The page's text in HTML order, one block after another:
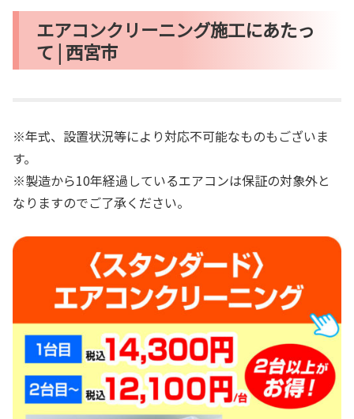
エアコンクリーニング施工にあたっ
て | 西宮市
※年式、設置状況等により対応不可能なものもございま
す。
※製造から10年経過しているエアコンは保証の対象外と
なりますのでご了承ください。